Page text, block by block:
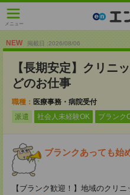
メニュー
NEW 掲載日 :2026/08/06
【長期安定】クリニ
どのお仕事
職種： 医療事務・病院受付
派遣
社会人未経験OK ブランク
ブランクあっても始
【ブランク歓迎！】地域のクリ